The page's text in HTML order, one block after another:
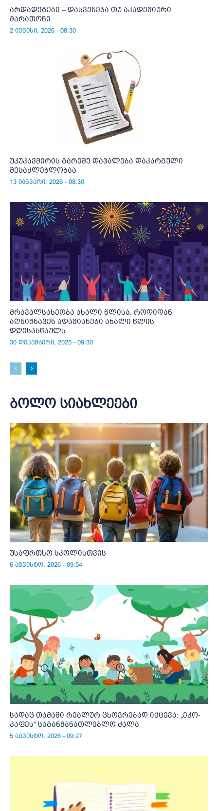
არდადეგები – დასვენება თუ აკადემიური
მარათონი
2 ივნისი, 2026 - 08:30
უკუკავშირის გარეშე დავალება დაკარგული
შესაძლებლობაა
13 იანვარი, 2026 - 08:30
მრავალსახეობა ახალი წლისა. როდიდან
აღნიშნავენ ადამიანები ახალი წლის
დღესასწაულს
30 დეკემბერი, 2025 - 09:30
ბოლო სიახლეები
უსაფრთხო სკოლისთვის
6 აგვისტო, 2026 - 09:54
სადაც თამაში რეალურ ცხოვრებად იქცევა: „ეკო-
კაფეს“ საგანმანათლებლო ძალა
5 აგვისტო, 2026 - 09:27